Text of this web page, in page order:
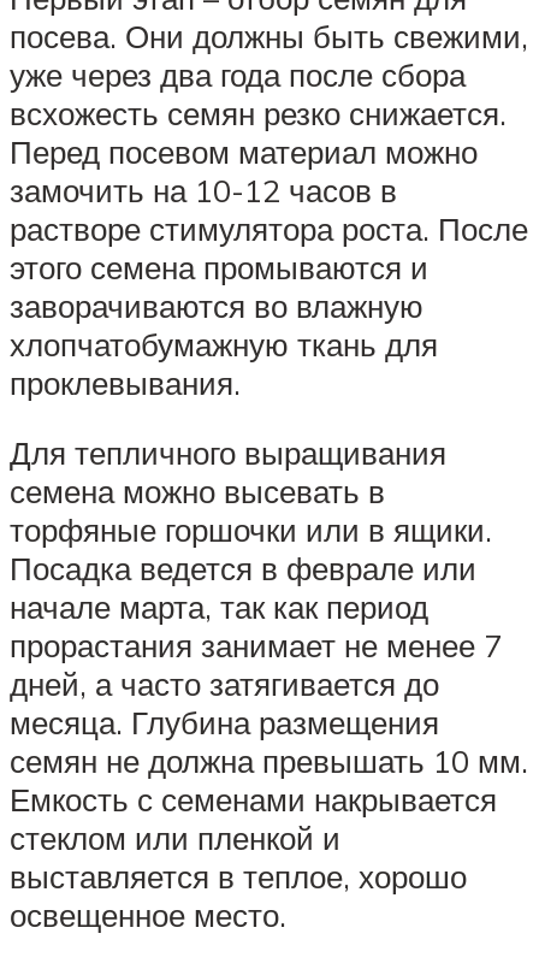
посева. Они должны быть свежими,
уже через два года после сбора
всхожесть семян резко снижается.
Перед посевом материал можно
замочить на 10-12 часов в
растворе стимулятора роста. После
этого семена промываются и
заворачиваются во влажную
хлопчатобумажную ткань для
проклевывания.
Для тепличного выращивания
семена можно высевать в
торфяные горшочки или в ящики.
Посадка ведется в феврале или
начале марта, так как период
прорастания занимает не менее 7
дней, а часто затягивается до
месяца. Глубина размещения
семян не должна превышать 10 мм.
Емкость с семенами накрывается
стеклом или пленкой и
выставляется в теплое, хорошо
освещенное место.